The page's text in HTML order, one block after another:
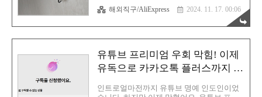
니다. 맞춤 정의에서 무효 클릭에 사용될 매
개변수를 세팅하여 추적하는 방식이죠. 저는
이걸 설정하지 않았습니다. 아니, 애초에..
통 TV같은 가전제품은 내장된 코덱으로만
재생이 가능하죠. 이 장벽을 넘어서려면 당
연히 TV 자체에서 업데이트를 해주면 너~무
좋겠으나! 현실은 그렇지 못하기에 미니PC
재생 못 하는 영상 따위는 없어요. 윈도우에
서 통합코덱을 설치하면 끝나는 거니까
요. 벼르고 있었다사실 미니PC는 이사전부
터 계획중이었던 물품 중 하나였습니다. 그
렇기에 저는 이 제품을 이미 알리 장바구니
해외직구/AliExpress 2024. 11. 17. 00:06
유튜브 프리미엄 우회 막힘! 이제
유독으로 카카오톡 플러스까지 한
인트로얼마전까지 유튜브 명예 인도인이었